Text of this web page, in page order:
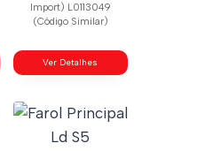
Import) L0113049
(Código Similar)
Ver Detalhes